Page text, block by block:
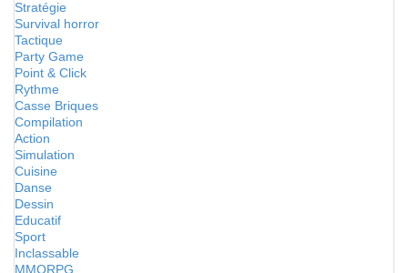
Stratégie
Survival horror
Tactique
Party Game
Point & Click
Rythme
Casse Briques
Compilation
Action
Simulation
Cuisine
Danse
Dessin
Educatif
Sport
Inclassable
MMORPG